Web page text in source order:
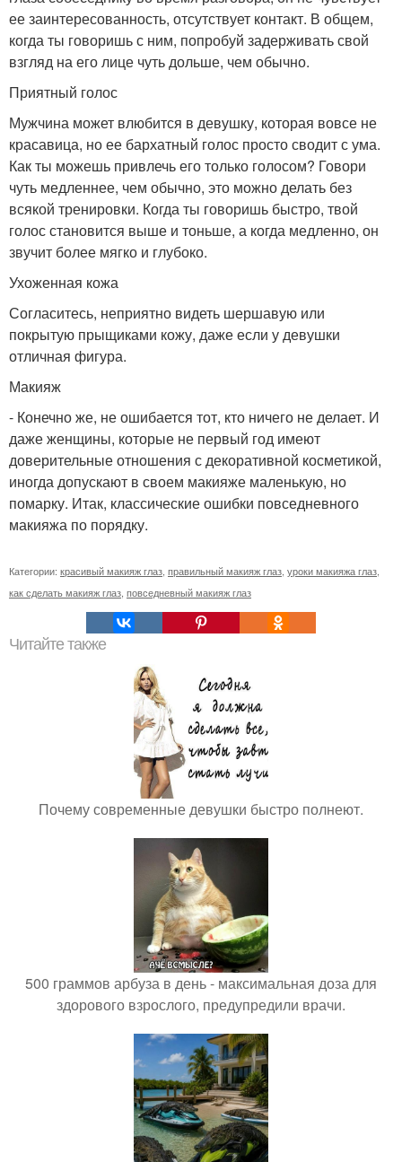
ее заинтересованность, отсутствует контакт. В общем,
когда ты говоришь с ним, попробуй задерживать свой
взгляд на его лице чуть дольше, чем обычно.
Приятный голос
Мужчина может влюбится в девушку, которая вовсе не
красавица, но ее бархатный голос просто сводит с ума.
Как ты можешь привлечь его только голосом? Говори
чуть медленнее, чем обычно, это можно делать без
всякой тренировки. Когда ты говоришь быстро, твой
голос становится выше и тоньше, а когда медленно, он
звучит более мягко и глубоко.
Ухоженная кожа
Согласитесь, неприятно видеть шершавую или
покрытую прыщиками кожу, даже если у девушки
отличная фигура.
Макияж
- Конечно же, не ошибается тот, кто ничего не делает. И
даже женщины, которые не первый год имеют
доверительные отношения с декоративной косметикой,
иногда допускают в своем макияже маленькую, но
помарку. Итак, классические ошибки повседневного
макияжа по порядку.
Категории: красивый макияж глаз правильный макияж глаз уроки макияжа глаз
как сделать макияж глаз повседневный макияж глаз
Читайте также
Почему современные девушки быстро полнеют.
500 граммов арбуза в день - максимальная доза для
здорового взрослого, предупредили врачи.